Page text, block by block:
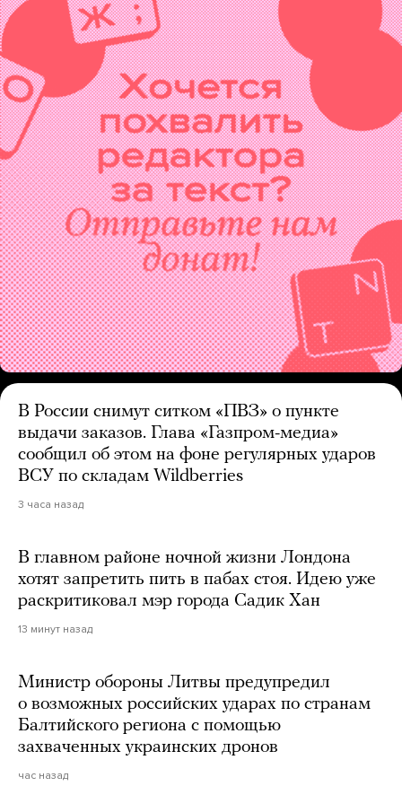
В России снимут ситком «ПВЗ» о пункте
выдачи заказов. Глава «Газпром-медиа»
сообщил об этом на фоне регулярных ударов
ВСУ по складам Wildberries
3 часа назад
В главном районе ночной жизни Лондона
хотят запретить пить в пабах стоя. Идею уже
раскритиковал мэр города Садик Хан
13 минут назад
Министр обороны Литвы предупредил
о возможных российских ударах по странам
Балтийского региона с помощью
захваченных украинских дронов
час назад